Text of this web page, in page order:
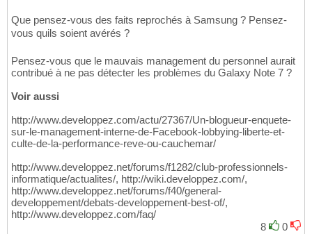
Que pensez-vous des faits reprochés à Samsung ? Pensez-
vous quils soient avérés ?
Pensez-vous que le mauvais management du personnel aurait
contribué à ne pas détecter les problèmes du Galaxy Note 7 ?
Voir aussi
http://www.developpez.com/actu/27367/Un-blogueur-enquete-
sur-le-management-interne-de-Facebook-lobbying-liberte-et-
culte-de-la-performance-reve-ou-cauchemar/
http://www.developpez.net/forums/f1282/club-professionnels-
informatique/actualites/, http://wiki.developpez.com/,
http://www.developpez.net/forums/f40/general-
developpement/debats-developpement-best-of/,
http://www.developpez.com/faq/
8
0